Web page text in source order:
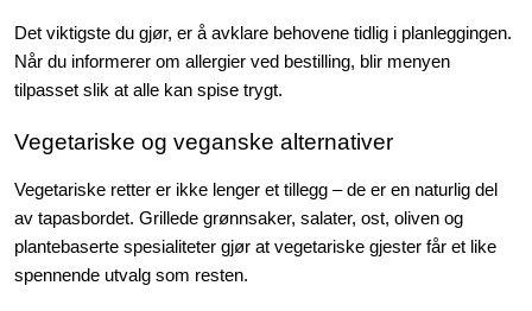
Det viktigste du gjør, er å avklare behovene tidlig i planleggingen.
Når du informerer om allergier ved bestilling, blir menyen
tilpasset slik at alle kan spise trygt.
Vegetariske og veganske alternativer
Vegetariske retter er ikke lenger et tillegg – de er en naturlig del
av tapasbordet. Grillede grønnsaker, salater, ost, oliven og
plantebaserte spesialiteter gjør at vegetariske gjester får et like
spennende utvalg som resten.